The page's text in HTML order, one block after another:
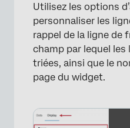
Utilisez les options
personnaliser les
rappel de la ligne de
champ par lequel
triées, ainsi que le
page du widget.